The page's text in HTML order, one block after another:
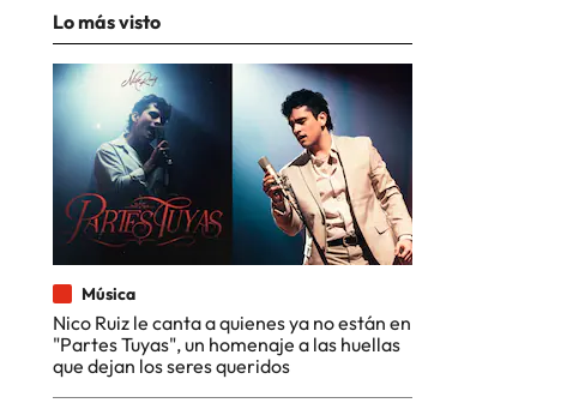
Lo más visto
Música
Nico Ruiz le canta a quienes ya no están en
"Partes Tuyas", un homenaje a las huellas
que dejan los seres queridos